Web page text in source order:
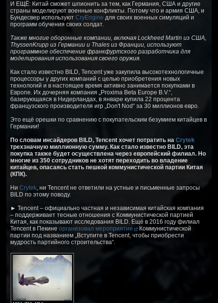
И ЕЩЁ: Китай сможет шпионить за тем, как Германия, США и другие
страны моделируют военные конфликты. Потому что и армия США, и
Бундесвер используют CryEngine для своих военных симуляций и
программ обучения своих солдат.
Также многие оборонные компании, включая Lockheed Martin из США,
ThyssenKrupp из Германии и Thales из Франции, используют
программное обеспечение франкфуртского разработчика для
моделирования использования своего оружия.
Как стало известно BILD, Tencent уже закупила высокотехнологичные
процессоры у других компаний с целью приобретения новых
технологий и в настоящее время активно занимается покупками в
Европе. Их дочерняя компания „Proxima Beta Europe B.V.“,
базирующаяся в Нидерландах, в январе купила 22 процента
французского производителя игр „Don't Nod“ за 30 миллионов евро.
Это ещё орешки по сравнению с покупательским безумием китайцев в
Германии!
По словам инсайдеров BILD, Tencent хочет потратить на Crytek
трехзначную миллионную сумму. Как стало известно BILD, эта
покупка также будет осуществлена ​​через европейский филиал. Но
многие из 350 сотрудников не хотят переходить во владение
китайцев, опасаясь стать пешкой коммунистической партии Китая
(КПК).
Ни Crytek, ни Tencent не ответили на устные и письменные запросы
BILD по этому поводу.
► Tencent – официально частная и независимая китайская компания
– поддерживает тесные отношения с Коммунистической партией
Китая, как показывают исследования BILD. Ещё в 2016 году филиал
Tencent в Пекине организовал мероприятие
Коммунистической
партии под названием „Вступите в Tencent, чтобы приобрести
мудрость партийного строительства“.